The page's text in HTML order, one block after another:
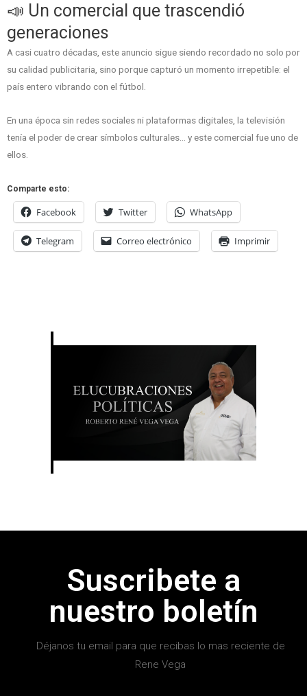
📣 Un comercial que trascendió
generaciones
A casi cuatro décadas, este anuncio sigue siendo recordado no solo por
su calidad publicitaria, sino porque capturó un momento irrepetible: el
país entero vibrando con el fútbol.
En una época sin redes sociales ni plataformas digitales, la televisión
tenía el poder de crear símbolos culturales… y este comercial fue uno de
ellos.
Comparte esto:
Facebook Twitter WhatsApp
Telegram Correo electrónico Imprimir
Suscribete a
nuestro boletín
Déjanos tu email para que recibas lo mas reciente de
Rene Vega